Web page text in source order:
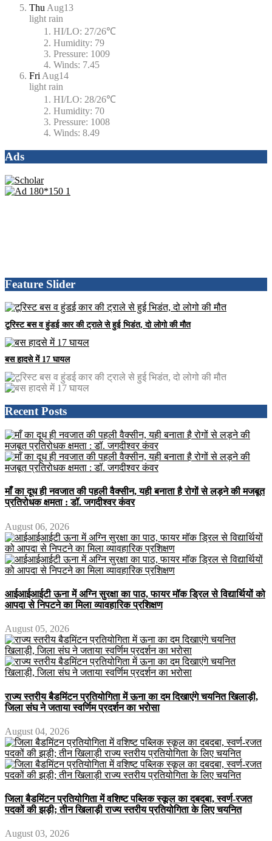
ThuAug13
light rain
HI/LO: 27/26℃
Humidity: 79
Pressure: 1009
Winds: 7.45
FriAug14
light rain
HI/LO: 28/26℃
Humidity: 70
Pressure: 1008
Winds: 8.49
Ads
Feature Slider
टूरिस्ट बस व हुंडई कार की ट्राले से हुई भिडंत, दो लोगो की मौत
बस हादसे में 17 घायल
Recent Posts
माँ का दूध ही नवजात की पहली वैक्सीन, यही बनाता है रोगों से लड़ने की मजबूत
प्रतिरोधक क्षमता : डॉ. जगदीश्वर कंवर
August 06, 2026
आईआईआईटी ऊना में अग्नि सुरक्षा का पाठ, फायर मॉक ड्रिल से विद्यार्थियों को
आपदा से निपटने का मिला व्यावहारिक प्रशिक्षण
August 05, 2026
राज्य स्तरीय बैडमिंटन प्रतियोगिता में ऊना का दम दिखाएंगे चयनित खिलाड़ी,
जिला संघ ने जताया स्वर्णिम प्रदर्शन का भरोसा
August 04, 2026
जिला बैडमिंटन प्रतियोगिता में वशिष्ट पब्लिक स्कूल का दबदबा, स्वर्ण-रजत
पदकों की झड़ी; तीन खिलाड़ी राज्य स्तरीय प्रतियोगिता के लिए चयनित
August 03, 2026